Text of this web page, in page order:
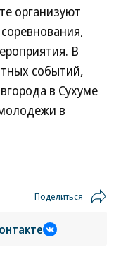
организуют
В
событий,
в Сухуме
в
Поделиться